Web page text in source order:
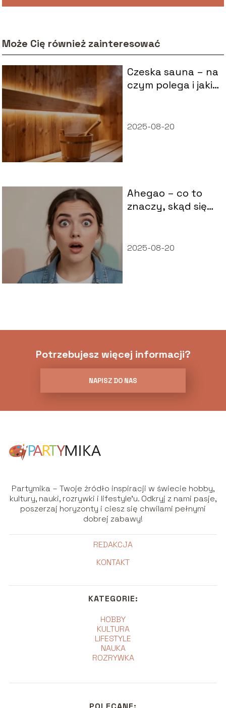
Może Cię również zainteresować
Czeska sauna – na
czym polega i jakie
2025-08-20
Ahegao – co to
znaczy, skąd się
2025-08-20
Potrzebujesz więcej informacji?
NAPISZ DO NAS
Partymika – Twoje źródło inspiracji w świecie hobby,
kultury, nauki, rozrywki i lifestyle’u. Odkryj z nami pasje,
poszerzaj horyzonty i ciesz się chwilami pełnymi
dobrej zabawy!
REDAKCJA
KONTAKT
KATEGORIE:
HOBBY
KULTURA
LIFESTYLE
NAUKA
ROZRYWKA